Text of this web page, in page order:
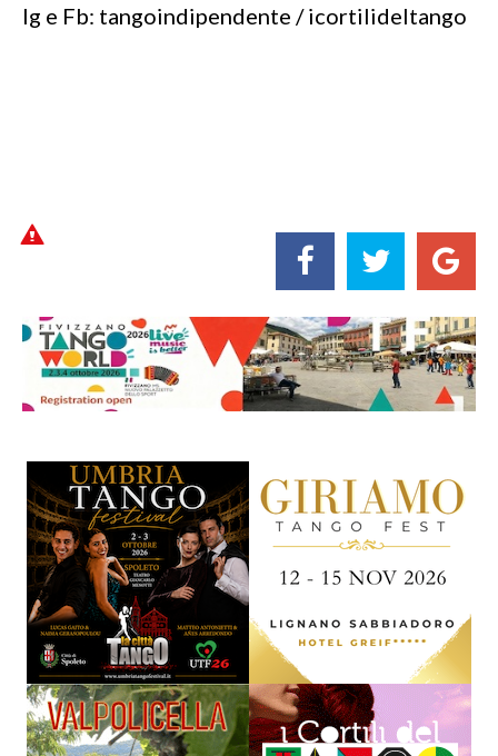
Ig e Fb: tangoindipendente / icortilideltango